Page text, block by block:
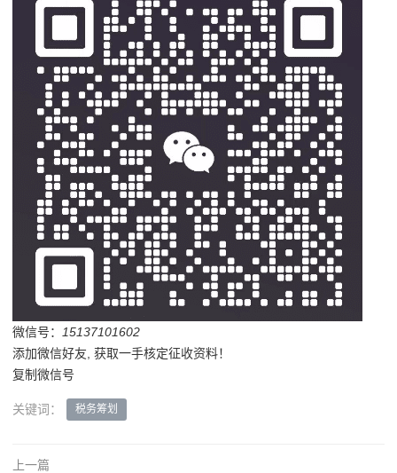
微信号：
15137101602
添加微信好友, 获取一手核定征收资料！
复制微信号
关键词： 税务筹划
上一篇